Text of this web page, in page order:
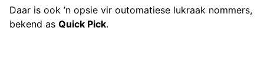
Daar is ook ’n opsie vir outomatiese lukraak nommers,
bekend as Quick Pick.